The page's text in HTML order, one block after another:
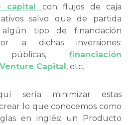
capital con flujos de caja
salvo que de partida
tipo de financiación
a dichas inversiones:
públicas, financiación
Venture Capital, etc.
sería minimizar estas
lo que conocemos como
en inglés: un Producto